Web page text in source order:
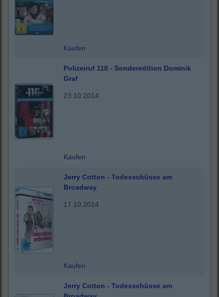
Kaufen
Polizeiruf 110 - Sonderedition Dominik
Graf
23.10.2014
Kaufen
Jerry Cotton - Todesschüsse am
Broadway
17.10.2014
Kaufen
Jerry Cotton - Todesschüsse am